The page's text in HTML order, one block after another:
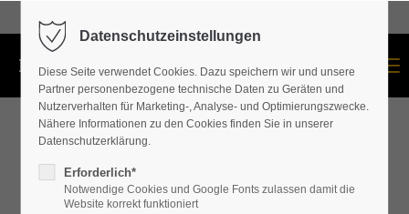
Datenschutzeinstellungen
Diese Seite verwendet Cookies. Dazu speichern wir und unsere
Partner personenbezogene technische Daten zu Geräten und
Nutzerverhalten für Marketing-, Analyse- und Optimierungszwecke.
Nähere Informationen zu den Cookies finden Sie in unserer
Datenschutzerklärung.
Erforderlich*
Notwendige Cookies und Google Fonts zulassen damit die
Website korrekt funktioniert